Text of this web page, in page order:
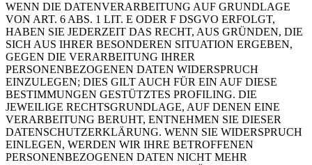
WENN DIE DATENVERARBEITUNG AUF GRUNDLAGE
VON ART. 6 ABS. 1 LIT. E ODER F DSGVO ERFOLGT,
HABEN SIE JEDERZEIT DAS RECHT, AUS GRÜNDEN, DIE
SICH AUS IHRER BESONDEREN SITUATION ERGEBEN,
GEGEN DIE VERARBEITUNG IHRER
PERSONENBEZOGENEN DATEN WIDERSPRUCH
EINZULEGEN; DIES GILT AUCH FÜR EIN AUF DIESE
BESTIMMUNGEN GESTÜTZTES PROFILING. DIE
JEWEILIGE RECHTSGRUNDLAGE, AUF DENEN EINE
VERARBEITUNG BERUHT, ENTNEHMEN SIE DIESER
DATENSCHUTZERKLÄRUNG. WENN SIE WIDERSPRUCH
EINLEGEN, WERDEN WIR IHRE BETROFFENEN
PERSONENBEZOGENEN DATEN NICHT MEHR